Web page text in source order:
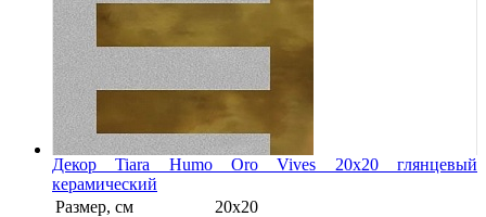
Декор Tiara Humo Oro Vives 20x20 глянцевый
керамический
Размер, см
20x20